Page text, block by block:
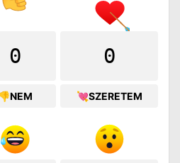
0 0
💘SZERETEM